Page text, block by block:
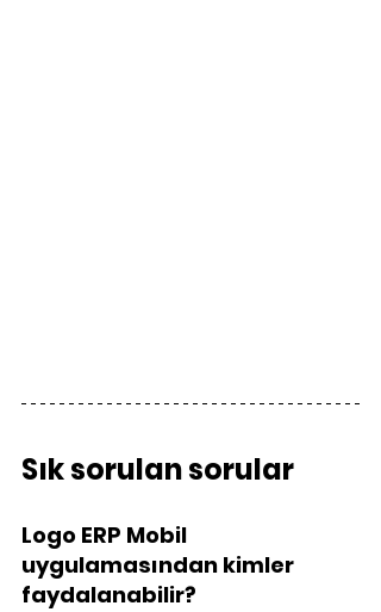
Sık sorulan sorular
Logo ERP Mobil
uygulamasından kimler
faydalanabilir?